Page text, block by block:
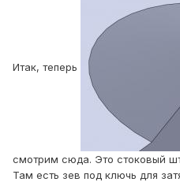
Итак, теперь
смотрим сюда. Это стоковый
Там есть зев под ключь для